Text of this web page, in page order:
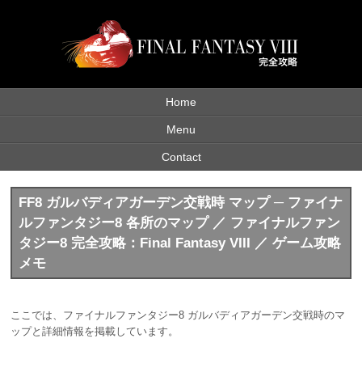
Home
Menu
Contact
FF8 ガルバディアガーデン交戦時 マップ ─ ファイナ
ルファンタジー8 各所のマップ ／ ファイナルファン
タジー8 完全攻略：Final Fantasy VIII ／ ゲーム攻略
メモ
ここでは、ファイナルファンタジー8 ガルバディアガーデン交戦時のマ
ップと詳細情報を掲載しています。